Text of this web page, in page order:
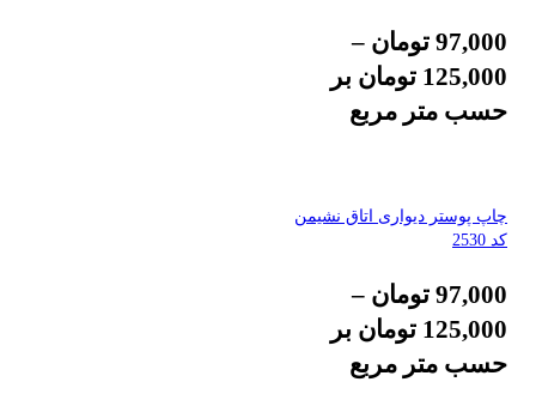
97,000 تومان –
125,000 تومان بر
حسب متر مربع
چاپ پوستر دیواری اتاق نشیمن
کد 2530
97,000 تومان –
125,000 تومان بر
حسب متر مربع